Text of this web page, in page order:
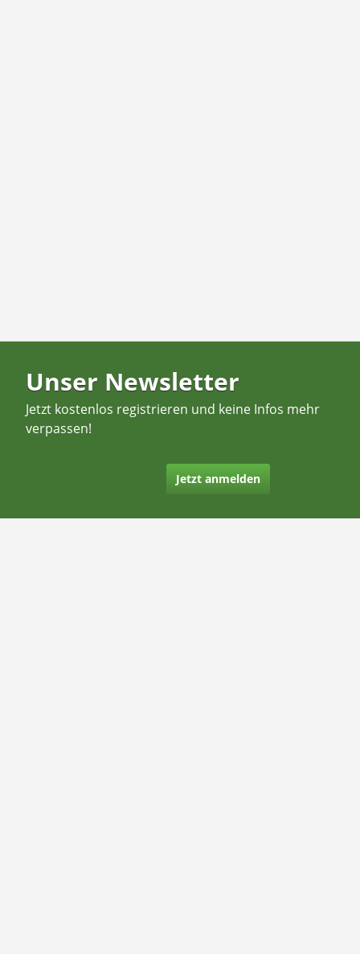
Unser Newsletter
Jetzt kostenlos registrieren und keine Infos mehr
verpassen!
Jetzt anmelden